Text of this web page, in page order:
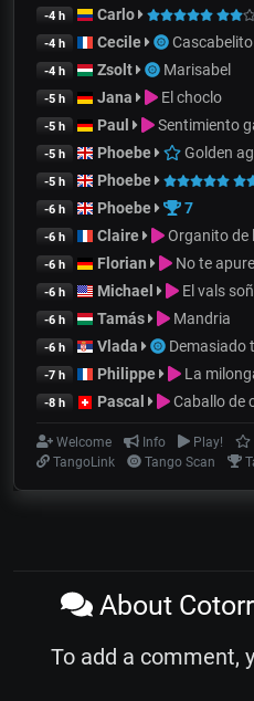
-4 h Carlo
-4 h Cecile Cascabelito
-4 h Zsolt Marisabel
-5 h Jana El choclo
-5 h Paul Sentimiento
-5 h Phoebe Golden
-5 h Phoebe
-6 h Phoebe 7
-6 h Claire Organito de
-6 h Florian No te
-6 h Michael El vals
-6 h Tamás Mandria
-6 h Vlada Demasiado
-7 h Philippe La
-8 h Pascal Caballo de
Welcome Info Play!
TangoLink
Tango Scan
About
To add a comment,